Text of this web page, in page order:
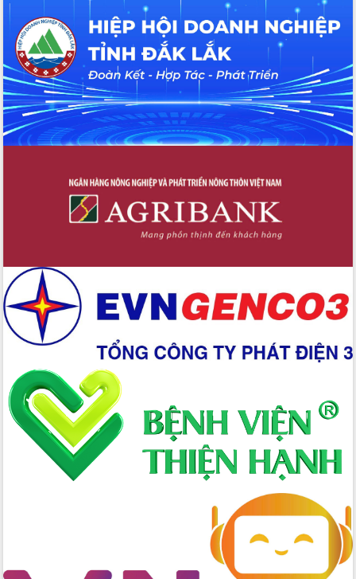
với Tập đoàn Bưu chính Viễn thông
Việt Nam
Thứ trưởng Bộ Y tế làm việc với tỉnh
Đắk Lắk về phát triển nhân lực y tế
cho trạm y tế cấp xã
Du lịch Đắk Lắk nâng tầm trải nghiệm
du khách thông qua Hệ thống cơ sở dữ
liệu và Bản đồ số
Tập huấn ứng dụng trí tuệ nhân tạo (AI)
Đoàn đại biểu Quốc hội tỉnh Đắk Lắk
trao đổi thông tin trước Kỳ họp thứ
nhất, Quốc hội khóa XVI
Quyết liệt cải cách hành chính, khơi
Nâng cao hiệu lực, hiệu quả HĐND
tỉnh thông qua hiện đại hóa hành chính
Xã Ea Phê gắn cải cách hành chính với
chuyển đổi số
Phó Chủ tịch Thường trực UBND tỉnh
Hồ Thị Nguyên Thảo làm việc tại Trung
tâm Phục vụ hành chính công xã Ea
Phê
Xây dựng nền hành chính số đồng
hành cùng nông dân dân, doanh nghiệp
Giai đoạn 2026-2030, Đắk Lắk phấn
đấu có 77% xã đạt chuẩn nông thôn
đai